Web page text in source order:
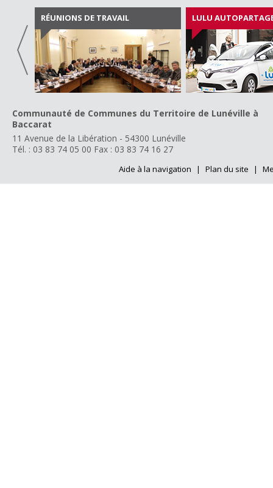
RÉUNIONS DE TRAVAIL LULU
Communauté de Communes du Territoire de Lunéville à
Baccarat
11 Avenue de la Libération - 54300 Lunéville
Tél. : 03 83 74 05 00 Fax : 03 83 74 16 27
Aide à la navigation | Plan du site |